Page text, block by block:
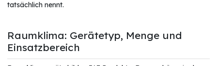
tatsächlich nennt.
Raumklima: Gerätetyp, Menge und
Einsatzbereich